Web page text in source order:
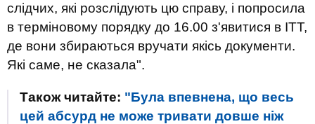
слідчих, які розслідують цю справу, і попросила
в терміновому порядку до 16.00 з'явитися в ІТТ,
де вони збираються вручати якісь документи.
Які саме, не сказала".
Також читайте: "Була впевнена, що весь
цей абсурд не може тривати довше ніж